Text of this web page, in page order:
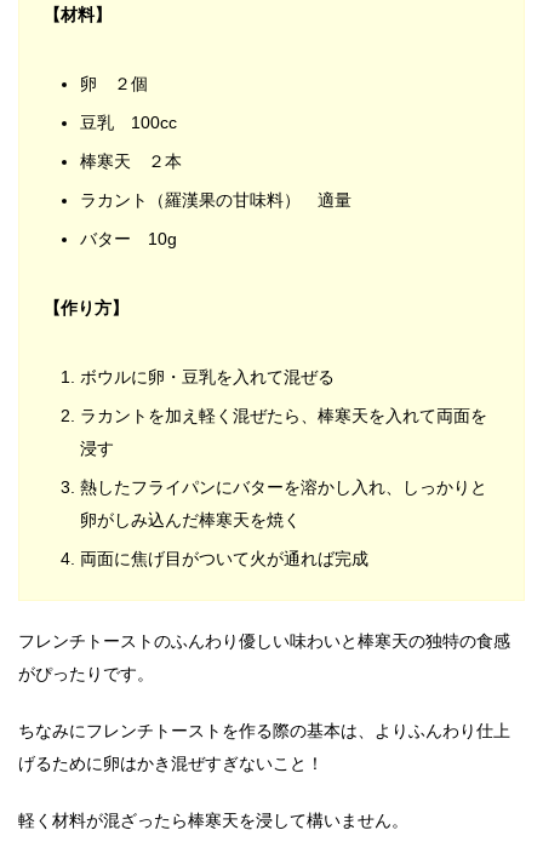
【材料】
卵 ２個
豆乳 100cc
棒寒天 ２本
ラカント（羅漢果の甘味料） 適量
バター 10g
【作り方】
ボウルに卵・豆乳を入れて混ぜる
ラカントを加え軽く混ぜたら、棒寒天を入れて両面を
浸す
熱したフライパンにバターを溶かし入れ、しっかりと
卵がしみ込んだ棒寒天を焼く
両面に焦げ目がついて火が通れば完成
フレンチトーストのふんわり優しい味わいと棒寒天の独特の食感
がぴったりです。
ちなみにフレンチトーストを作る際の基本は、よりふんわり仕上
げるために卵はかき混ぜすぎないこと！
軽く材料が混ざったら棒寒天を浸して構いません。